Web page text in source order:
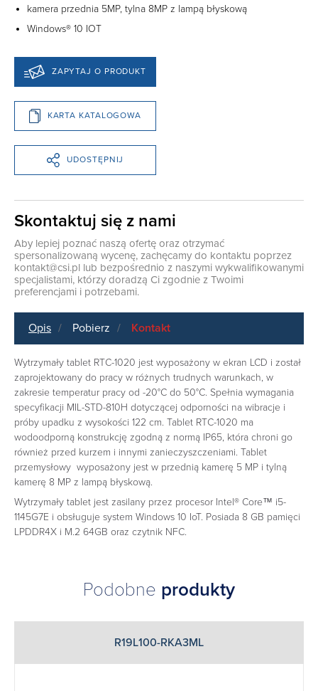
kamera przednia 5MP, tylna 8MP z lampą błyskową
Windows® 10 IOT
ZAPYTAJ O PRODUKT
KARTA KATALOGOWA
UDOSTĘPNIJ
Skontaktuj się z nami
Aby lepiej poznać naszą ofertę oraz otrzymać
spersonalizowaną wycenę, zachęcamy do kontaktu poprzez
kontakt@csi.pl lub bezpośrednio z naszymi wykwalifikowanymi
specjalistami, którzy doradzą Ci zgodnie z Twoimi
preferencjami i potrzebami.
Opis Pobierz Kontakt
Wytrzymały tablet RTC-1020 jest wyposażony w ekran LCD i został
zaprojektowany do pracy w różnych trudnych warunkach, w
zakresie temperatur pracy od -20°C do 50°C. Spełnia wymagania
specyfikacji MIL-STD-810H dotyczącej odporności na wibracje i
próby upadku z wysokości 122 cm. Tablet RTC-1020 ma
wodoodporną konstrukcję zgodną z normą IP65, która chroni go
również przed kurzem i innymi zanieczyszczeniami. Tablet
przemysłowy wyposażony jest w przednią kamerę 5 MP i tylną
kamerę 8 MP z lampą błyskową.
Wytrzymały tablet jest zasilany przez procesor Intel® Core™ i5-
1145G7E i obsługuje system Windows 10 IoT. Posiada 8 GB pamięci
LPDDR4X i M.2 64GB oraz czytnik NFC.
Podobne produkty
R19L100-RKA3ML